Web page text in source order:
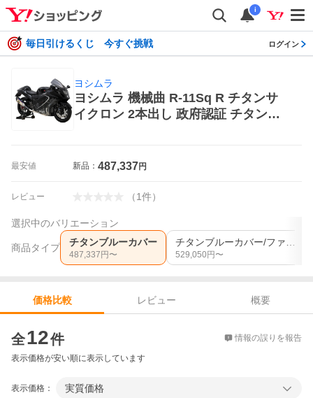
i
毎日引けるくじ 今すぐ挑戦 ログイン
ヨシムラ
ヨシムラ 機械曲 R-11Sq R チタンサ
イクロン 2本出し 政府認証 チタンブ
キゾースト
最安値 新品： 487,337円
レビュー （1件）
選択中のバリエーション
商品タイプ チタンブルーカバー
487,337 円〜 529,050 円〜
価格比較 レビュー
概要
全12件 情報の誤りを報告
表示価格が安い順に表示しています
表示価格： 実質価格